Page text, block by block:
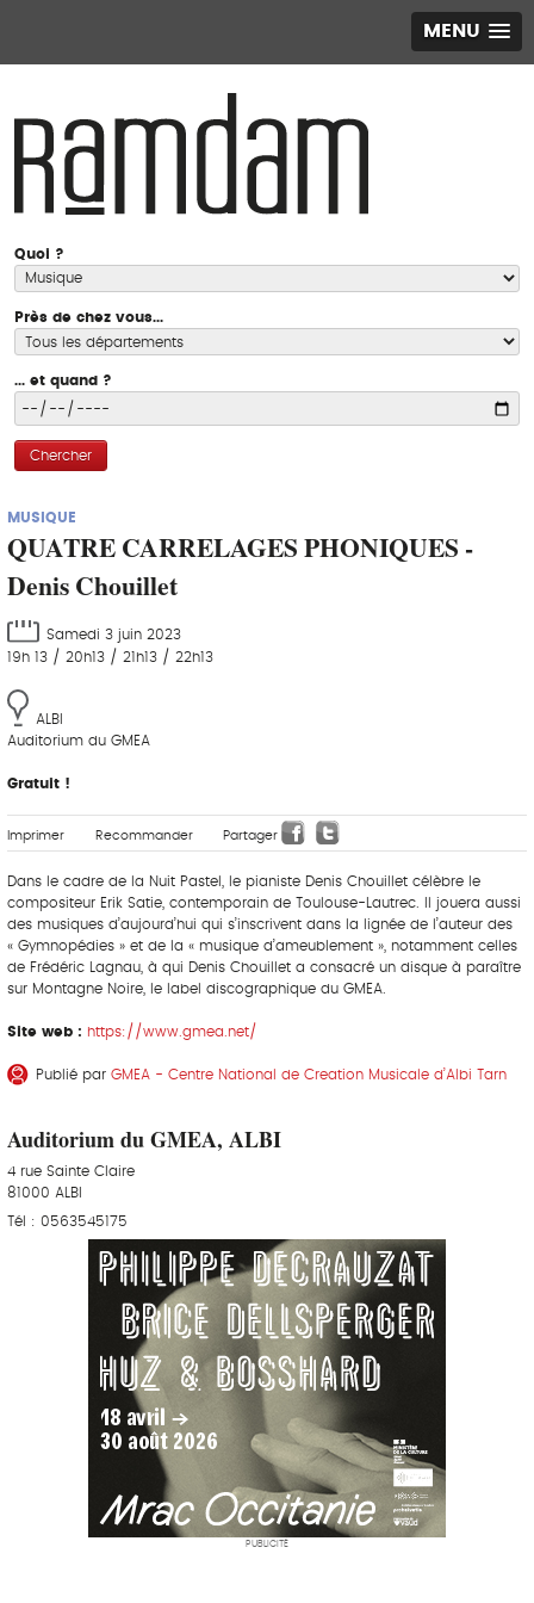
MENU
Quoi ?
Près de chez vous...
... et quand ?
Chercher
MUSIQUE
QUATRE CARRELAGES PHONIQUES -
Denis Chouillet
Samedi 3 juin 2023
19h 13 / 20h13 / 21h13 / 22h13
ALBI
Auditorium du GMEA
Gratuit !
Imprimer Recommander Partager
Dans le cadre de la Nuit Pastel, le pianiste Denis Chouillet célèbre le
compositeur Erik Satie, contemporain de Toulouse-Lautrec. Il jouera aussi
des musiques d’aujourd’hui qui s’inscrivent dans la lignée de l’auteur des
« Gymnopédies » et de la « musique d’ameublement », notamment celles
de Frédéric Lagnau, à qui Denis Chouillet a consacré un disque à paraître
sur Montagne Noire, le label discographique du GMEA.
Site web : https://www.gmea.net/
Publié par GMEA - Centre National de Creation Musicale d’Albi Tarn
Auditorium du GMEA, ALBI
4 rue Sainte Claire
81000 ALBI
Tél : 0563545175
PUBLICITÉ